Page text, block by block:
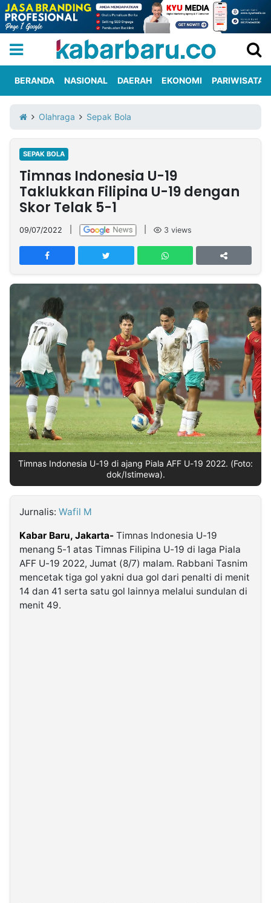
Iklan
Berita
Kami
Nasional
International
Olahraga
Entertainment
Daerah
Pariwisata
Kuliner
Kolom
Network
PT
TREETAN
INDONESIA
Partner
Insight
NTB
Suara
Time
Lens
IDN
Daily
Jogja
Jalan
Rakyat
Idealita
News
Kita
Notice
Dinamikapost.com
Radar
Baru
Seedbacklink
Kabarbaru
Kabarbaru.co
2026
BERANDA NASIONAL DAERAH EKONOMI PARIWISATA
Olahraga Sepak Bola
SEPAK BOLA
Timnas Indonesia U-19
Taklukkan Filipina U-19 dengan
Skor Telak 5-1
09/07/2022 3 views
Timnas Indonesia U-19 di ajang Piala AFF U-19 2022. (Foto:
dok/Istimewa).
Jurnalis: Wafil M
Kabar Baru, Jakarta- Timnas Indonesia U-19
menang 5-1 atas Timnas Filipina U-19 di laga Piala
AFF U-19 2022, Jumat (8/7) malam. Rabbani Tasnim
mencetak tiga gol yakni dua gol dari penalti di menit
14 dan 41 serta satu gol lainnya melalui sundulan di
menit 49.